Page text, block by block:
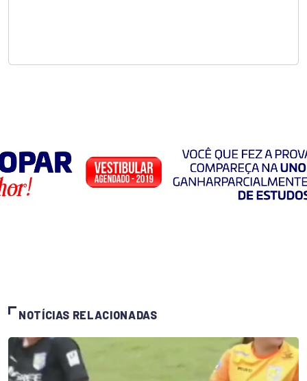
NOTÍCIAS RELACIONADAS